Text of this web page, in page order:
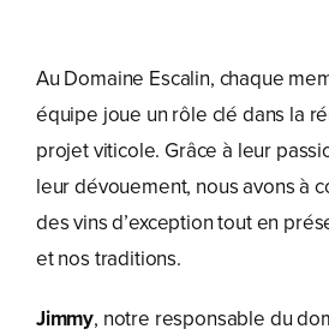
Au Domaine Escalin, chaque
équipe joue un rôle clé dans la
projet viticole. Grâce à leur
leur dévouement, nous avons à
des vins d’exception tout en
et nos traditions.
Jimmy, notre responsable du